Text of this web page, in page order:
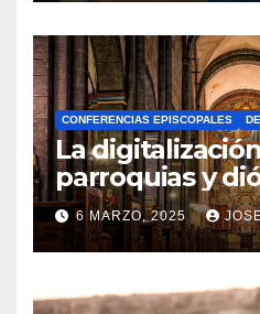
CONFERENCIAS EPISCOPALES
La
parroquias y
realidad ya
la Iglesia
6 MARZO, 2025